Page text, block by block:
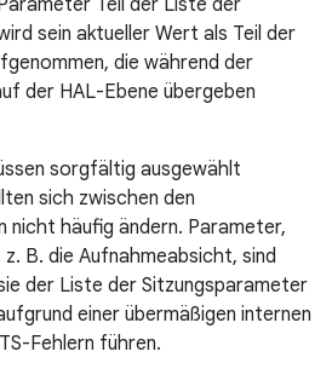
Teil der Liste der
sein aktueller Wert als Teil der
die während der
der HAL-Ebene übergeben
sorgfältig ausgewählt
sich zwischen den
nicht häufig ändern. Parameter,
B. die Aufnahmeabsicht, sind
der Liste der Sitzungsparameter
einer übermäßigen internen
Fehlern führen.